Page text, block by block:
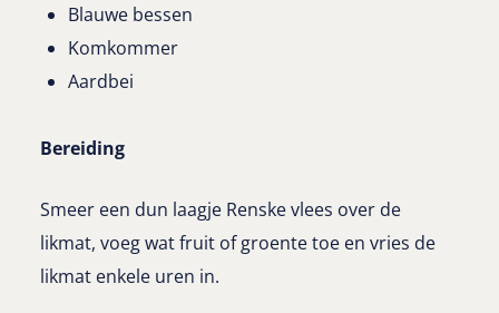
Blauwe bessen
Komkommer
Aardbei
Bereiding
Smeer een dun laagje Renske vlees over de
likmat, voeg wat fruit of groente toe en vries de
likmat enkele uren in.